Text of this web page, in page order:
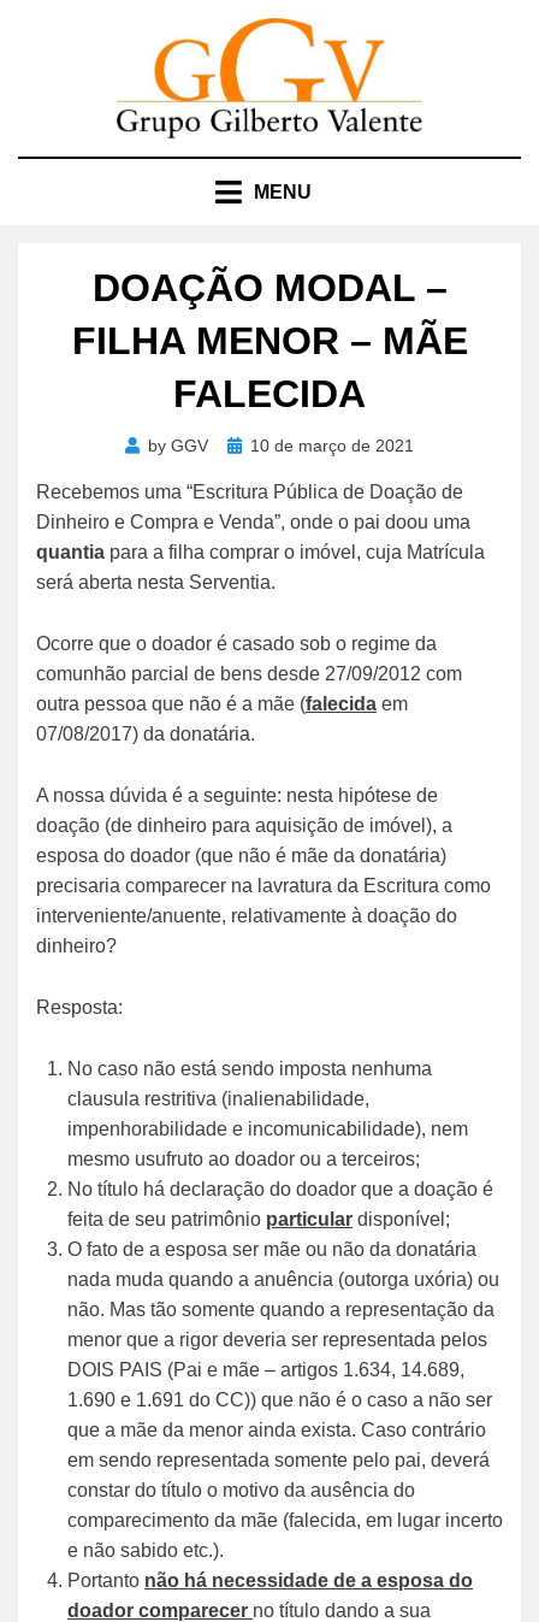
MENU
DOAÇÃO MODAL –
FILHA MENOR – MÃE
FALECIDA
by GGV
Posted10 de março de 2021
Recebemos uma “Escritura Pública de Doação de
Dinheiro e Compra e Venda”, onde o pai doou uma
quantia para a filha comprar o imóvel, cuja Matrícula
será aberta nesta Serventia.
Ocorre que o doador é casado sob o regime da
comunhão parcial de bens desde 27/09/2012 com
outra pessoa que não é a mãe (falecida em
07/08/2017) da donatária.
A nossa dúvida é a seguinte: nesta hipótese de
doação (de dinheiro para aquisição de imóvel), a
esposa do doador (que não é mãe da donatária)
precisaria comparecer na lavratura da Escritura como
interveniente/anuente, relativamente à doação do
dinheiro?
Resposta:
No caso não está sendo imposta nenhuma
clausula restritiva (inalienabilidade,
impenhorabilidade e incomunicabilidade), nem
mesmo usufruto ao doador ou a terceiros;
No título há declaração do doador que a doação é
feita de seu patrimônio particular disponível;
O fato de a esposa ser mãe ou não da donatária
nada muda quando a anuência (outorga uxória) ou
não. Mas tão somente quando a representação da
menor que a rigor deveria ser representada pelos
DOIS PAIS (Pai e mãe – artigos 1.634, 14.689,
1.690 e 1.691 do CC)) que não é o caso a não ser
que a mãe da menor ainda exista. Caso contrário
em sendo representada somente pelo pai, deverá
constar do título o motivo da ausência do
comparecimento da mãe (falecida, em lugar incerto
e não sabido etc.).
Portanto não há necessidade de a esposa do
doador comparecer no título dando a sua